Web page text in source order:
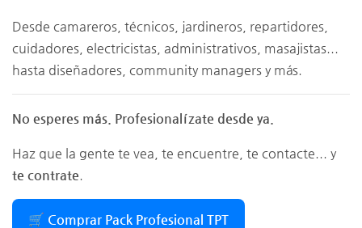
Desde camareros, técnicos, jardineros, repartidores,
cuidadores, electricistas, administrativos, masajistas...
hasta diseñadores, community managers y más.
No esperes más. Profesionalízate desde ya.
Haz que la gente te vea, te encuentre, te contacte... y
te contrate.
🛒 Comprar Pack Profesional TPT